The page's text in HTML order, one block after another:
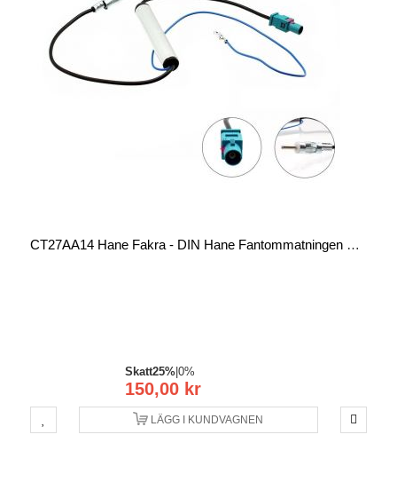
CT27AA14 Hane Fakra - DIN Hane Fantommatningen För Aktiv Antenn
150,00 kr
Skatt25%| 0%
LÄGG I KUNDVAGNEN